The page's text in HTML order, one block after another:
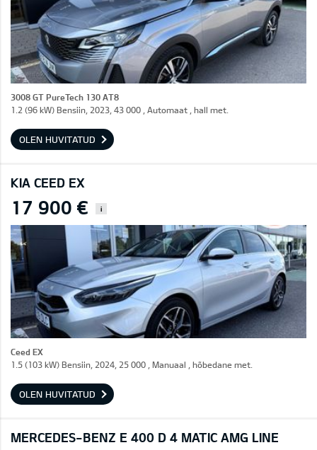
3008 GT PureTech 130 AT8
1.2 (96 kW) Bensiin, 2023, 43 000 , Automaat , hall met.
OLEN HUVITATUD
KIA CEED EX
17 900 € i
Ceed EX
1.5 (103 kW) Bensiin, 2024, 25 000 , Manuaal , hõbedane met.
OLEN HUVITATUD
MERCEDES-BENZ E 400 D 4 MATIC AMG LINE